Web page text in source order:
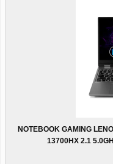
NOTEBOOK GAMING
13700HX 2.1